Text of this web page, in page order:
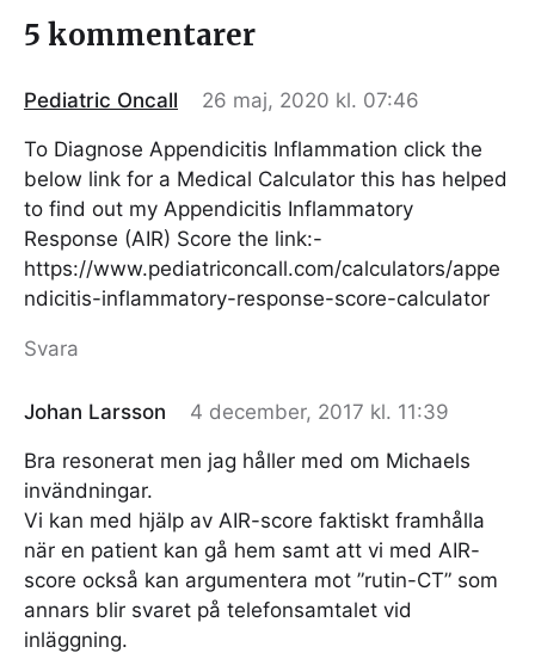
5 kommentarer
Pediatric Oncall 26 maj, 2020 kl. 07:46
To Diagnose Appendicitis Inflammation click the
below link for a Medical Calculator this has helped
to find out my Appendicitis Inflammatory
Response (AIR) Score the link:-
https://www.pediatriconcall.com/calculators/appe
ndicitis-inflammatory-response-score-calculator
Svara
Johan Larsson 4 december, 2017 kl. 11:39
Bra resonerat men jag håller med om Michaels
invändningar.
Vi kan med hjälp av AIR-score faktiskt framhålla
när en patient kan gå hem samt att vi med AIR-
score också kan argumentera mot ”rutin-CT” som
annars blir svaret på telefonsamtalet vid
inläggning.